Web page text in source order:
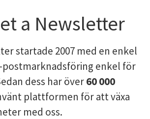
a Newsletter
startade 2007 med en enkel
postmarknadsföring enkel för
dess har över60 000
plattformen för att växa
med oss.